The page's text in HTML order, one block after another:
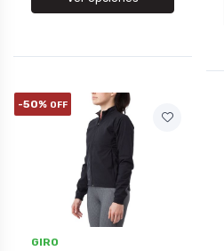
-50% OFF
GIRO